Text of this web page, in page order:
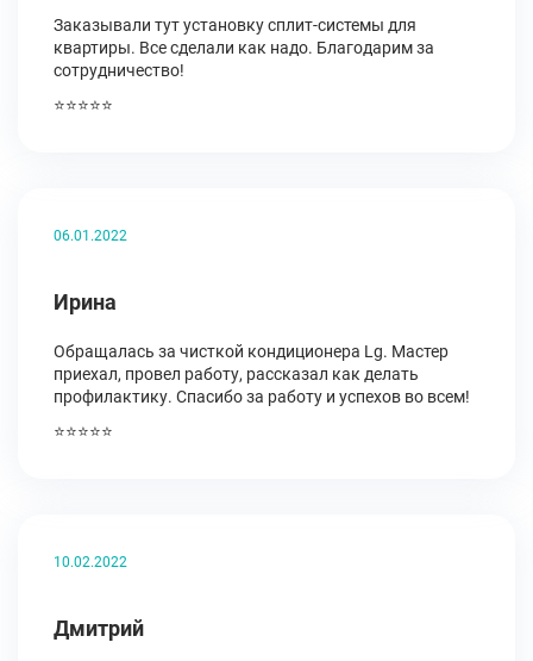
Заказывали тут установку сплит-системы для
квартиры. Все сделали как надо. Благодарим за
сотрудничество!
⭐⭐⭐⭐⭐
06.01.2022
Ирина
Обращалась за чисткой кондиционера Lg. Мастер
приехал, провел работу, рассказал как делать
профилактику. Спасибо за работу и успехов во всем!
⭐⭐⭐⭐⭐
10.02.2022
Дмитрий